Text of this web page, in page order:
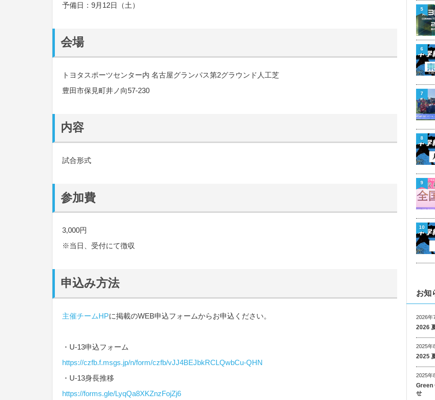
予備日：9月12日（土）
会場
トヨタスポーツセンター内 名古屋グランパス第2グラウンド人工芝
豊田市保見町井ノ向57-230
内容
試合形式
参加費
3,000円
※当日、受付にて徴収
申込み方法
主催チームHPに掲載のWEB申込フォームからお申込ください。
・U-13申込フォーム
https://czfb.f.msgs.jp/n/form/czfb/vJJ4BEJbkRCLQwbCu-QHN
・U-13身長推移
https://forms.gle/LyqQa8XKZnzFojZj6
5
6
7
8
9
10
お知
2026年
2026
2025年
2025
2025年
Green
せ